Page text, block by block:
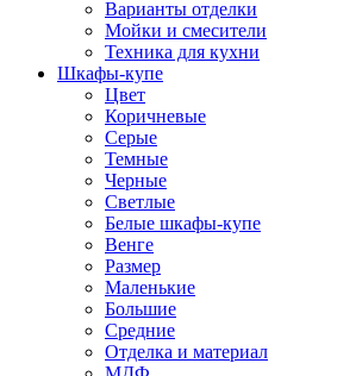
Варианты отделки
Мойки и смесители
Техника для кухни
Шкафы-купе
Цвет
Коричневые
Серые
Темные
Черные
Светлые
Белые шкафы-купе
Венге
Размер
Маленькие
Большие
Средние
Отделка и материал